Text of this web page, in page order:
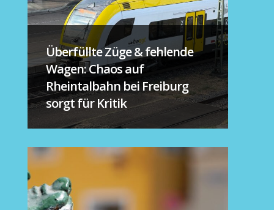
Überfüllte Züge & fehlende
Wagen: Chaos auf
Rheintalbahn bei Freiburg
sorgt für Kritik